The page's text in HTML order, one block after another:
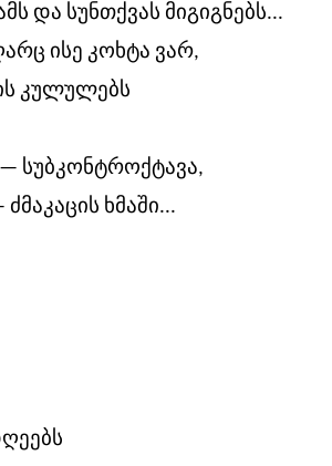
და სუნთქვას მიგიგნებს...
ისე კოხტა ვარ,
კულულებს
— სუბკონტროქტავა,
ხმაში...